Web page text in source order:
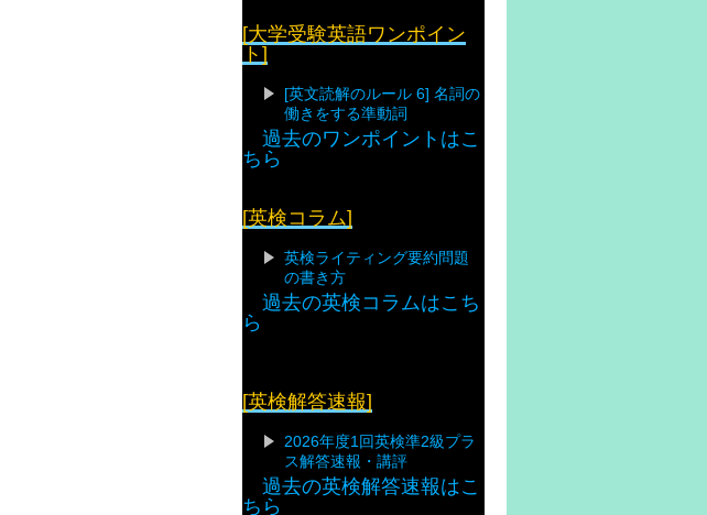
[大学受験英語ワンポイン
ト]
[英文読解のルール 6] 名詞の
働きをする準動詞
過去のワンポイントはこ
ちら
[英検コラム]
英検ライティング要約問題
の書き方
過去の英検コラムはこち
ら
[英検解答速報]
2026年度1回英検準2級プラ
ス解答速報・講評
過去の英検解答速報はこ
ちら